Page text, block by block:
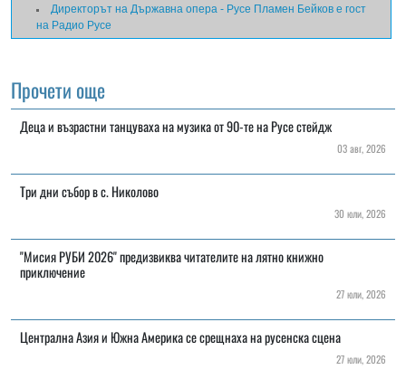
Директорът на Държавна опера - Русе Пламен Бейков е гост
на Радио Русе
Прочети още
Деца и възрастни танцуваха на музика от 90-те на Русе стейдж
03 авг, 2026
Три дни събор в с. Николово
30 юли, 2026
"Мисия РУБИ 2026" предизвиква читателите на лятно книжно
приключение
27 юли, 2026
Централна Азия и Южна Америка се срещнаха на русенска сцена
27 юли, 2026